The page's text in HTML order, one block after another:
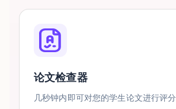
论文检查器
几秒钟内即可对您的学生论文进行评分